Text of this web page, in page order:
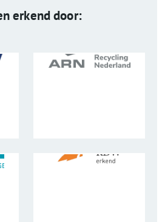
erkend door: